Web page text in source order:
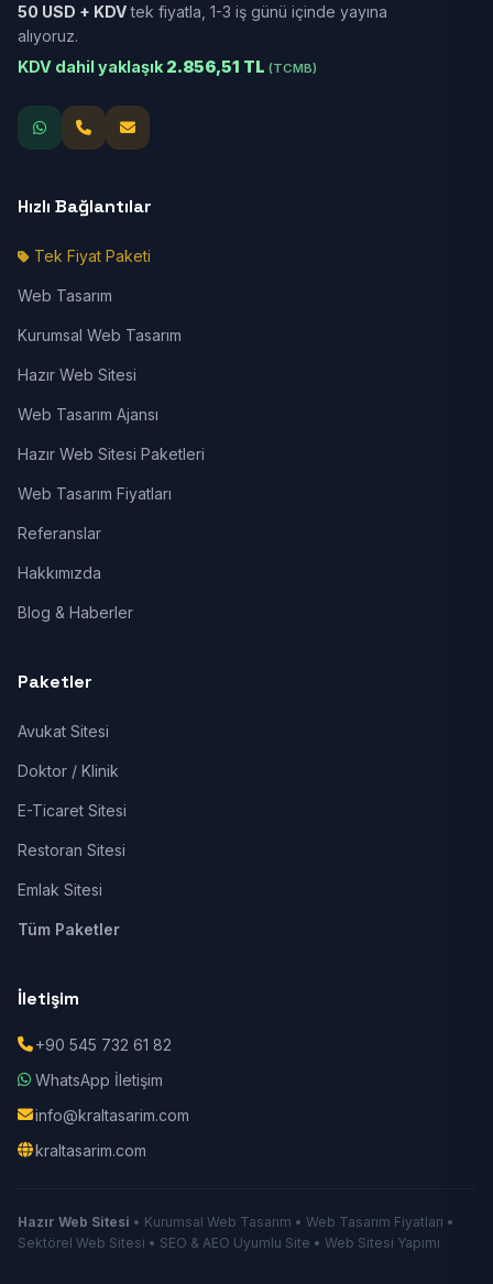
50 USD + KDVtek fiyatla, 1-3 iş günü içinde yayına
alıyoruz.
KDV dahil yaklaşık 2.856,51 TL (TCMB)
Hızlı Bağlantılar
Tek Fiyat Paketi
Web Tasarım
Kurumsal Web Tasarım
Hazır Web Sitesi
Web Tasarım Ajansı
Hazır Web Sitesi Paketleri
Web Tasarım Fiyatları
Referanslar
Hakkımızda
Blog & Haberler
Paketler
Avukat Sitesi
Doktor / Klinik
E-Ticaret Sitesi
Restoran Sitesi
Emlak Sitesi
Tüm Paketler
İletişim
+90 545 732 61 82
WhatsApp İletişim
info@kraltasarim.com
kraltasarim.com
Hazır Web Sitesi • Kurumsal Web Tasarım • Web Tasarım Fiyatları •
Sektörel Web Sitesi • SEO & AEO Uyumlu Site • Web Sitesi Yapımı